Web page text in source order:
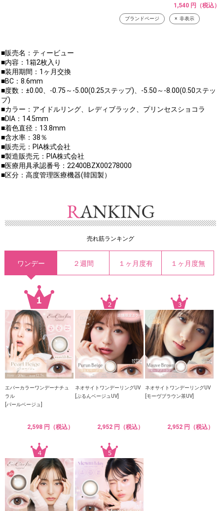
1,540 円（税込）
ブランドページ 非表示
■販売名：ティービュー
■内容：1箱2枚入り
■装用期間：1ヶ月交換
■BC：8.6mm
■度数：±0.00、-0.75～-5.00(0.25ステップ)、-5.50～-8.00(0.50ステッ
プ)
■カラー：アイドルリング、レディブラック、プリンセスショコラ
■DIA：14.5mm
■着色直径：13.8mm
■含水率：38％
■販売元：PIA株式会社
■製造販売元：PIA株式会社
■医療用具承認番号：22400BZX00278000
■区分：高度管理医療機器(韓国製）
売れ筋ランキング
ワンデー ２週間 １ヶ月度有 １ヶ月度無
エバーカラーワンデーナチュ
ラル
[パールベージュ]
2,598 円（税込）
ネオサイトワンデーリングUV
[ぷるんベージュUV]
2,952 円（税込）
ネオサイトワンデーリングUV
[モーヴブラウン茶UV]
2,952 円（税込）